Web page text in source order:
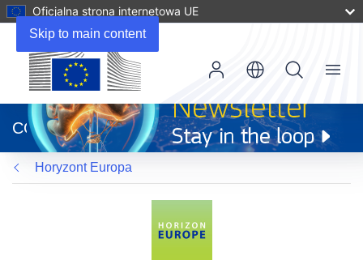
Skip to main content
Oficjalna strona internetowa UE
otworzy
się
w
nowym
oknie)
CORDIS
Menu
Horyzont Europa